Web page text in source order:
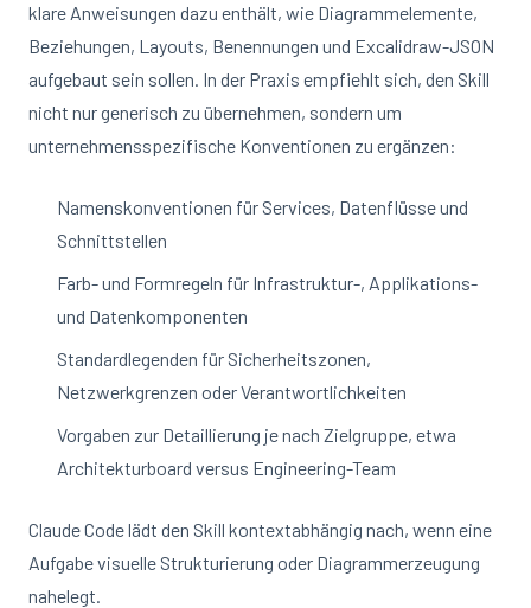
klare Anweisungen dazu enthält, wie Diagrammelemente,
Beziehungen, Layouts, Benennungen und Excalidraw-JSON
aufgebaut sein sollen. In der Praxis empfiehlt sich, den Skill
nicht nur generisch zu übernehmen, sondern um
unternehmensspezifische Konventionen zu ergänzen:
Namenskonventionen für Services, Datenflüsse und
Schnittstellen
Farb- und Formregeln für Infrastruktur-, Applikations-
und Datenkomponenten
Standardlegenden für Sicherheitszonen,
Netzwerkgrenzen oder Verantwortlichkeiten
Vorgaben zur Detaillierung je nach Zielgruppe, etwa
Architekturboard versus Engineering-Team
Claude Code lädt den Skill kontextabhängig nach, wenn eine
Aufgabe visuelle Strukturierung oder Diagrammerzeugung
nahelegt.